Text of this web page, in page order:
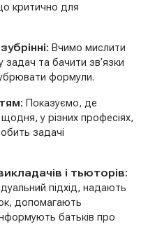
критично для
Вчимо мислити
задач та бачити зв’язки
формули.
Показуємо, де
у різних професіях,
задачі
і тьюторів:
підхід, надають
допомагають
батьків про